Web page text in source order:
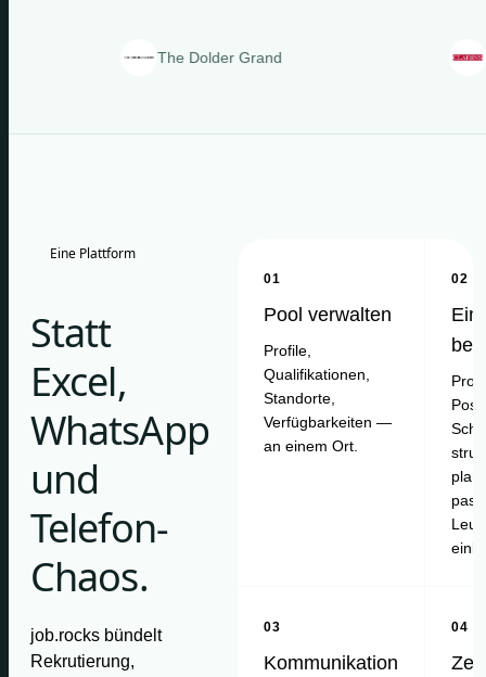
The Dolder Grand
Eine Plattform
Statt
Excel,
WhatsApp
und
Telefon-
Chaos.
job.rocks bündelt
Rekrutierung,
01
Pool verwalten
Profile,
Qualifikationen,
Standorte,
Verfügbarkeiten —
an einem Ort.
02
03
Kommunikation
04